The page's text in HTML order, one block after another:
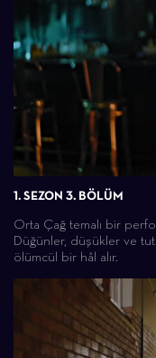
1. SEZON 3. BÖLÜM
Orta Çağ temalı bir
Düğünler, düşükler ve
ölümcül bir hâl alır.